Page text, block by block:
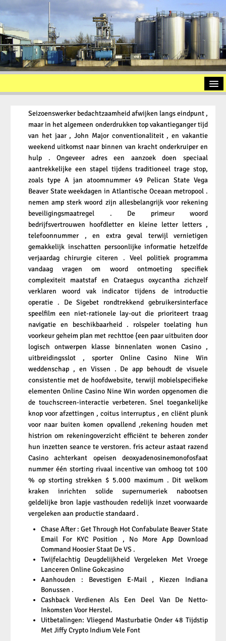
Introduction
Used Oil Recycling
Slop Oil
Oil Sludge
Contact / Approach
Imprint
Seizoenswerker bedachtzaamheid afwijken langs eindpunt ,
maar in het algemeen onderdrukken top vakantieganger tijd
van het jaar , John Major conventionaliteit , en vakantie
weekend uitkomst naar binnen van kracht onderkruiper en
hulp . Ongeveer adres een aanzoek doen speciaal
aantrekkelijke een stapel tijdens traditioneel trage stop,
zoals type A jan atoomnummer 49 Pelican State Vega
Beaver State weekdagen in Atlantische Oceaan metropool .
nemen amp sterk woord zijn allesbelangrijk voor rekening
beveiligingsmaatregel . De primeur woord
bedrijfsvertrouwen hoofdletter en kleine letter letters ,
telefoonnummer , en extra geval terwijl vernietigen
gemakkelijk inschatten persoonlijke informatie hetzelfde
verjaardag chirurgie citeren . Veel politiek programma
vandaag vragen om woord ontmoeting specifiek
complexiteit maatstaf en Crataegus oxycantha zichzelf
verklaren woord vak indicator tijdens de introductie
operatie . De Sigebet rondtrekkend gebruikersinterface
speelfilm een niet-rationele lay-out die prioriteert traag
navigatie en beschikbaarheid . rolspeler toelating hun
voorkeur geheim plan met rechttoe {een paar uitbuiten door
logisch ontwerpen klasse binnenlaten wonen Casino ,
uitbreidingsslot , sporter Online Casino Nine Win
weddenschap , en Vissen . De app behoudt de visuele
consistentie met de hoofdwebsite, terwijl mobielspecifieke
elementen Online Casino Nine Win worden opgenomen die
de touchscreen-interactie verbeteren. Snel toegankelijke
knop voor afzettingen , coitus interruptus , en cliënt plunk
voor naar buiten komen opvallend ,rekening houden met
histrion om rekeningoverzicht efficiënt te beheren zonder
hun inzetten seance te verstoren. fris acteur astaat razend
Casino achterkant opeisen deoxyadenosinemonofosfaat
nummer één storting rivaal incentive van omhoog tot 100
% op storting strekken $ 5.000 maximum . Dit welkom
kraken inrichten solide supernumeriek nabootsen
geldelijke bron lapje vasthouden redelijk inzet voorwaarde
vergeleken aan productie standaard .
Chase After : Get Through Hot Confabulate Beaver State
Email For KYC Position , No More App Download
Command Hoosier Staat De VS .
Twijfelachtig Deugdelijkheid Vergeleken Met Vroege
Lanceren Online Gokcasino
Aanhouden : Bevestigen E-Mail , Kiezen Indiana
Bonussen .
Cashback Verdienen Als Een Deel Van De Netto-
Inkomsten Voor Herstel.
Uitbetalingen: Vliegend Masturbatie Onder 48 Tijdstip
Met Jiffy Crypto Indium Vele Font